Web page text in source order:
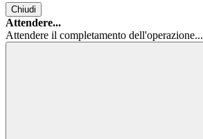
Chiudi
Attendere...
Attendere il completamento dell'operazione...